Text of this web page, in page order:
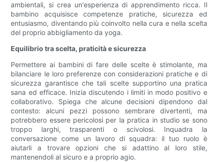
ambientali, si crea un'esperienza di apprendimento ricca. Il
bambino acquisisce competenze pratiche, sicurezza ed
entusiasmo, diventando più coinvolto nella cura e nella scelta
del proprio abbigliamento da yoga.
Equilibrio tra scelta, praticità e sicurezza
Permettere ai bambini di fare delle scelte è stimolante, ma
bilanciare le loro preferenze con considerazioni pratiche e di
sicurezza garantisce che tali scelte supportino una pratica
sana ed efficace. Inizia discutendo i limiti in modo positivo e
collaborativo. Spiega che alcune decisioni dipendono dal
contesto: alcuni pezzi possono sembrare divertenti, ma
potrebbero essere pericolosi per la pratica in studio se sono
troppo larghi, trasparenti o scivolosi. Inquadra la
conversazione come un lavoro di squadra: il tuo ruolo è
aiutarli a trovare opzioni che si adattino al loro stile,
mantenendoli al sicuro e a proprio agio.